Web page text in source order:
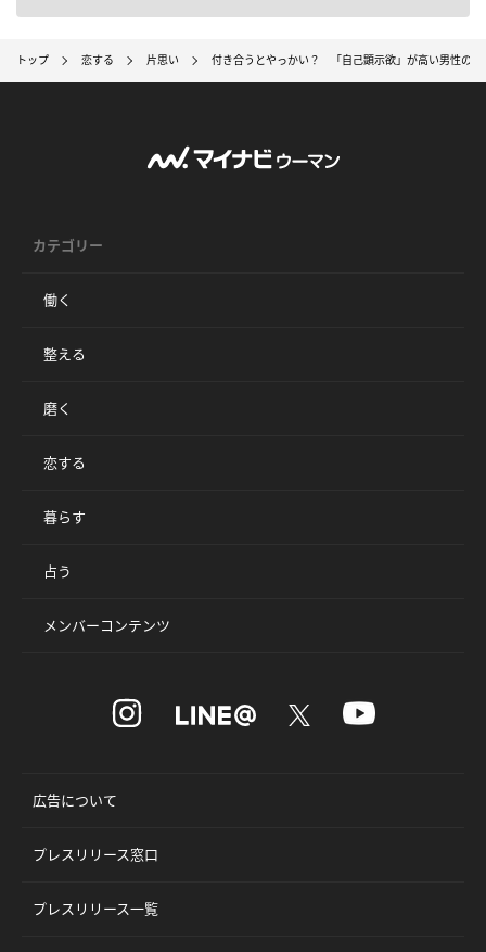
トップ 恋する 片思い 付き合うとやっかい？ 「自己顕示欲」が高い男性の特
カテゴリー
働く
整える
磨く
恋する
暮らす
占う
メンバーコンテンツ
広告について
プレスリリース窓口
プレスリリース一覧